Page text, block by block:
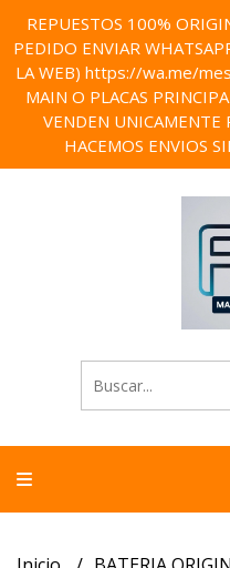
REPUESTOS 100%
PEDIDO ENVIAR
LA WEB) https://wa.me/
MAIN O PLACAS
VENDEN UNICAMENTE
HACEMOS ENVIOS